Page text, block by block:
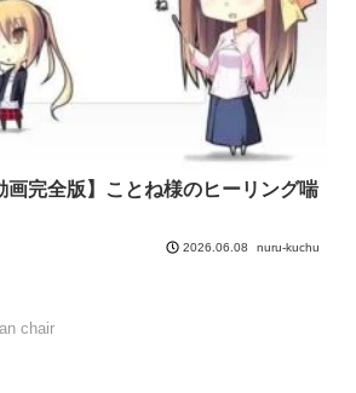
完全版】ことね様のヒーリング喘
2026.06.08 nuru-kuchu
chair